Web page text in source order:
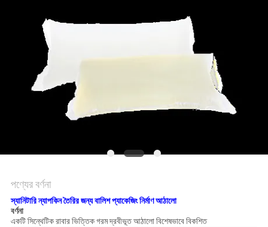
অনুরোধ
পণ্যের বর্ণনা
স্যানিটারি ন্যাপকিন তৈরির জন্য বালিশ প্যাকেজিং নির্মাণ আঠালো
বর্ণনা
একটি সিন্থেটিক রাবার ভিত্তিক গরম দ্রবীভূত আঠালো বিশেষভাবে বিকশিত